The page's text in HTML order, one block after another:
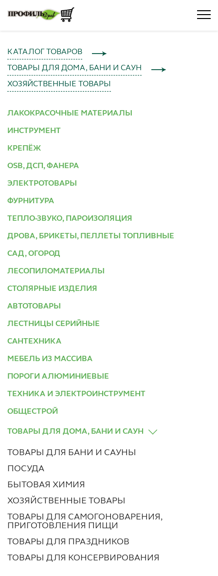
КАТАЛОГ ТОВАРОВ
ТОВАРЫ ДЛЯ ДОМА, БАНИ И САУН
ХОЗЯЙСТВЕННЫЕ ТОВАРЫ
ЛАКОКРАСОЧНЫЕ МАТЕРИАЛЫ
ИНСТРУМЕНТ
КРЕПЁЖ
OSB, ДСП, ФАНЕРА
ЭЛЕКТРОТОВАРЫ
ФУРНИТУРА
ТЕПЛО-ЗВУКО, ПАРОИЗОЛЯЦИЯ
ДРОВА, БРИКЕТЫ, ПЕЛЛЕТЫ ТОПЛИВНЫЕ
САД, ОГОРОД
ЛЕСОПИЛОМАТЕРИАЛЫ
СТОЛЯРНЫЕ ИЗДЕЛИЯ
АВТОТОВАРЫ
ЛЕСТНИЦЫ СЕРИЙНЫЕ
САНТЕХНИКА
МЕБЕЛЬ ИЗ МАССИВА
ПОРОГИ АЛЮМИНИЕВЫЕ
ТЕХНИКА И ЭЛЕКТРОИНСТРУМЕНТ
ОБЩЕСТРОЙ
ТОВАРЫ ДЛЯ ДОМА, БАНИ И САУН
ТОВАРЫ ДЛЯ БАНИ И САУНЫ
ПОСУДА
БЫТОВАЯ ХИМИЯ
ХОЗЯЙСТВЕННЫЕ ТОВАРЫ
ТОВАРЫ ДЛЯ САМОГОНОВАРЕНИЯ,
ПРИГОТОВЛЕНИЯ ПИЩИ
ТОВАРЫ ДЛЯ ПРАЗДНИКОВ
ТОВАРЫ ДЛЯ КОНСЕРВИРОВАНИЯ